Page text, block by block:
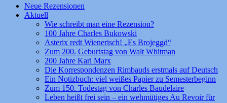
Zum
Inhalt
Neue Rezensionen
Aktuell
Wie schreibt man eine Rezension?
100 Jahre Charles Bukowski
Asterix redt Wienerisch! „Es Brojeggd“
Zum 200. Geburtstag von Walt Whitman
200 Jahre Karl Marx
Die Korrespondenzen Rimbauds erstmals auf Deutsch
Ein Notizbuch: viel weißes Papier zu Semesterbeginn
Zum 150. Todestag von Charles Baudelaire
Leben heißt frei sein – ein wehmütiges Au Revoir für